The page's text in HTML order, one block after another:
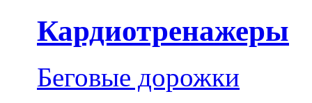
Кардиотренажеры
Беговые дорожки